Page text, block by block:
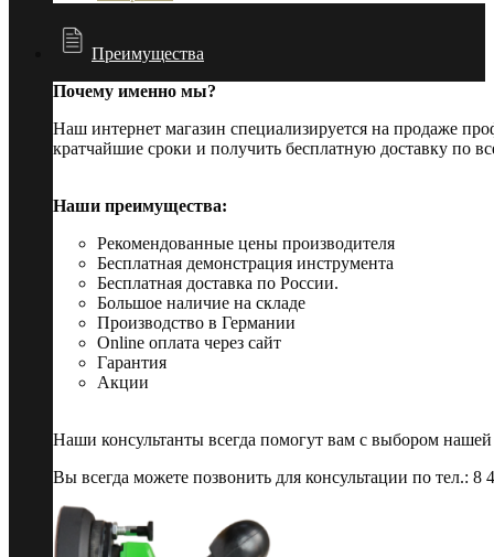
Преимущества
Почему именно мы?
Наш интернет магазин специализируется на продаже
кратчайшие сроки и получить бесплатную доставку по
Наши преимущества:
Рекомендованные цены производителя
Бесплатная демонстрация инструмента
Бесплатная доставка по России.
Большое наличие на складе
Производство в Германии
Online оплата через сайт
Гарантия
Акции
Наши консультанты всегда помогут вам с выбором
Вы всегда можете позвонить для консультации по тел.: